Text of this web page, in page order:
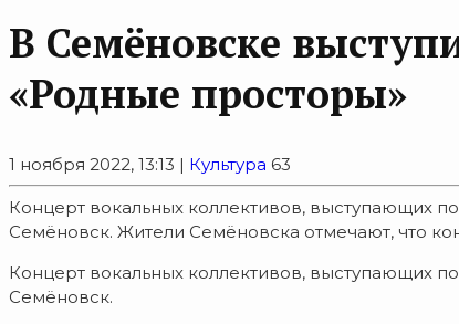
В Семёновске
«Родные просторы»
1 ноября 2022, 13:13 | Культура 63
Концерт вокальных коллективов, выступающих
Семёновск. Жители Семёновска отмечают, что
Концерт вокальных коллективов, выступающих
Семёновск.